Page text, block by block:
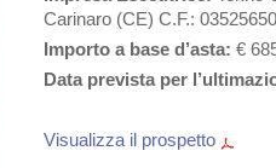
Carinaro (CE) C.F.:
Importo a base d’asta: €
Data prevista per
Visualizza il prospetto